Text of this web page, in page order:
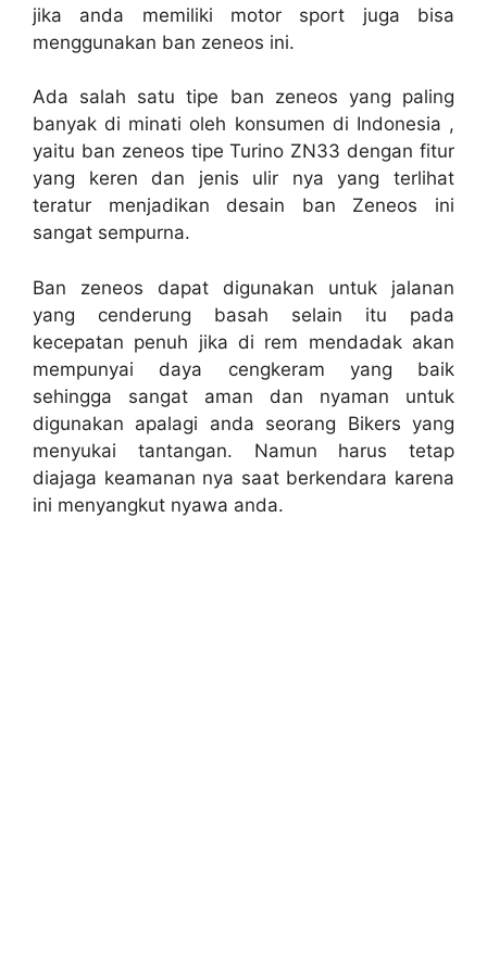
jika anda memiliki motor sport juga bisa
menggunakan ban zeneos ini.
Ada salah satu tipe ban zeneos yang paling
banyak di minati oleh konsumen di Indonesia ,
yaitu ban zeneos tipe Turino ZN33 dengan fitur
yang keren dan jenis ulir nya yang terlihat
teratur menjadikan desain ban Zeneos ini
sangat sempurna.
Ban zeneos dapat digunakan untuk jalanan
yang cenderung basah selain itu pada
kecepatan penuh jika di rem mendadak akan
mempunyai daya cengkeram yang baik
sehingga sangat aman dan nyaman untuk
digunakan apalagi anda seorang Bikers yang
menyukai tantangan. Namun harus tetap
diajaga keamanan nya saat berkendara karena
ini menyangkut nyawa anda.